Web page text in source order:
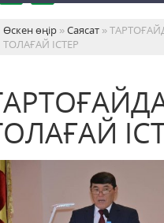
Өскен өңір »Саясат »
ТОЛАҒАЙ ІСТЕР